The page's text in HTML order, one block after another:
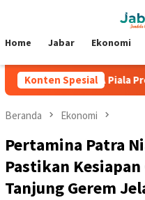
Mobile
Home Jabar Ekonomi
Konten Spesial
Bersih Grup A Piala
Beranda Ekonomi
Pertamina Patra
Pastikan
Tanjung Gerem